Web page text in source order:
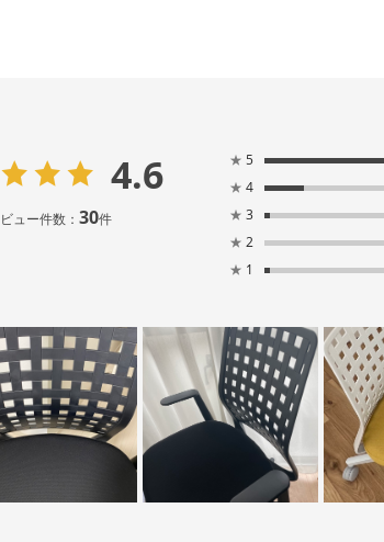
4.6
ュー件数： 30件
★ 5
★ 4
★ 3
★ 2
★ 1